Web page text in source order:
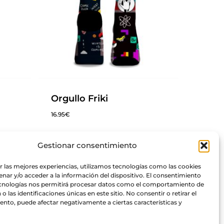
Gestionar consentimiento
las mejores experiencias, utilizamos tecnologías como las cookies
y/o acceder a la información del dispositivo. El consentimiento
nos permitirá procesar datos como el comportamiento de
o las identificaciones únicas en este sitio. No consentir o retirar el
puede afectar negativamente a ciertas características y
Orgullo Friki
16.95€